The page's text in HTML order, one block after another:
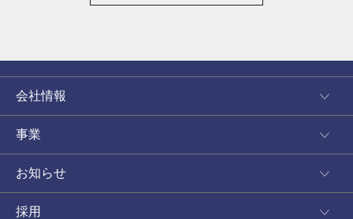
会社情報
事業
お知らせ
採用